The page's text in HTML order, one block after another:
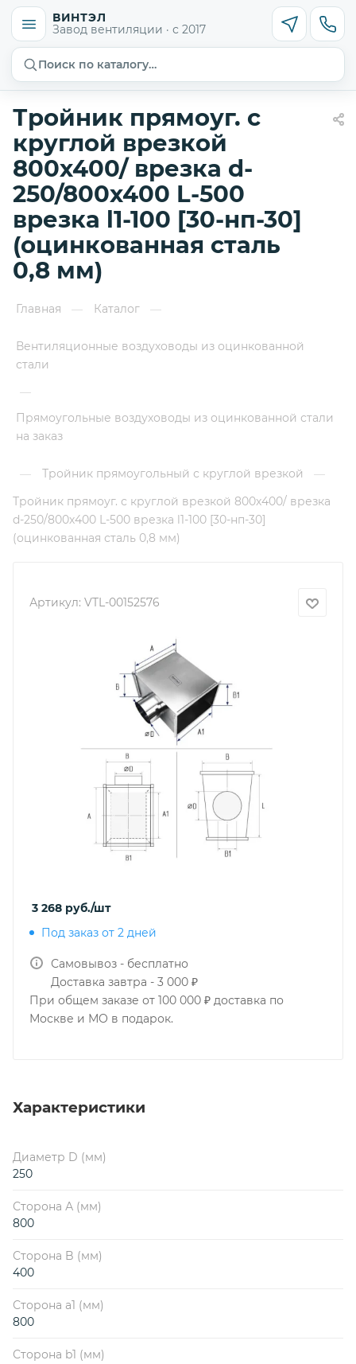
ВИНТЭЛ
Завод вентиляции · с 2017
Поиск по каталогу…
Тройник прямоуг. с
круглой врезкой
800х400/ врезка d-
250/800х400 L-500
врезка l1-100 [30-нп-30]
(оцинкованная сталь
0,8 мм)
Главная — Каталог —
Вентиляционные воздуховоды из оцинкованной
стали
—
Прямоугольные воздуховоды из оцинкованной стали
на заказ
— Тройник прямоугольный с круглой врезкой
—
Тройник прямоуг. с круглой врезкой 800х400/ врезка
d-250/800х400 L-500 врезка l1-100 [30-нп-30]
(оцинкованная сталь 0,8 мм)
Артикул: VTL-00152576
3 268 руб./шт
Под заказ от 2 дней
Самовывоз - бесплатно
Доставка завтра - 3 000 ₽
При общем заказе от 100 000 ₽ доставка по
Москве и МО в подарок.
Характеристики
Диаметр D (мм)
250
Сторона А (мм)
800
Сторона B (мм)
400
Сторона a1 (мм)
800
Сторона b1 (мм)